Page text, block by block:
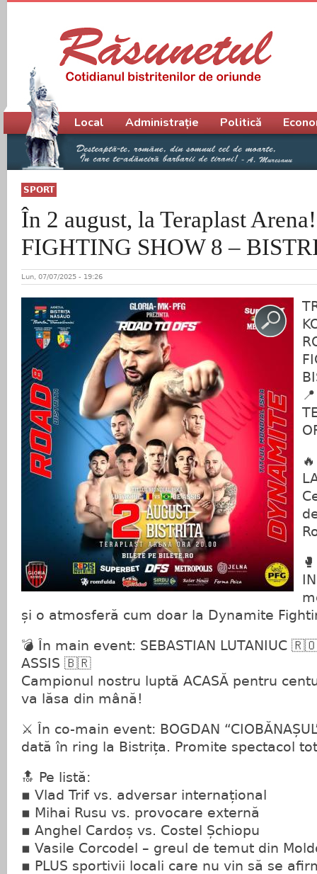
SPORT
În 2 august, la Teraplast
FIGHTING SHOW 8 –
Lun, 07/07/2025 - 19:26
și o atmosferă cum doar la Dynamite
💣 În main event: SEBASTIAN LUTANIUC
ASSIS 🇧🇷
Campionul nostru luptă ACASĂ pentru
va lăsa din mână!
⚔️ În co-main event: BOGDAN
dată în ring la Bistrița. Promite spectacol
🔝 Pe listă:
▪️ Vlad Trif vs. adversar internațional
▪️ Mihai Rusu vs. provocare externă
▪️ Anghel Cardoș vs. Costel Șchiopu
▪️ Vasile Corcodel – greul de temut din
▪️ PLUS sportivii locali care nu vin să se
Meniu principal
Local Administrație Politică